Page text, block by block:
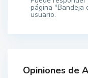
página "Bandeja
usuario.
Opiniones de